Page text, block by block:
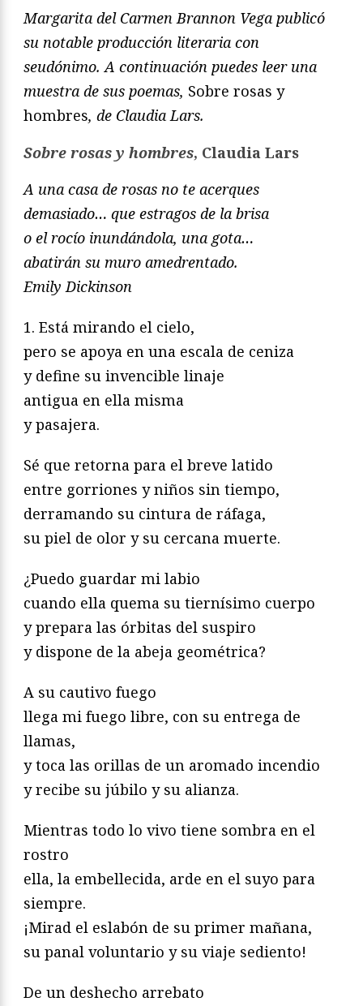
Margarita del Carmen Brannon Vega publicó
su notable producción literaria con
seudónimo. A continuación puedes leer una
muestra de sus poemas, Sobre rosas y
hombres, de Claudia Lars.
Sobre rosas y hombres, Claudia Lars
A una casa de rosas no te acerques
demasiado… que estragos de la brisa
o el rocío inundándola, una gota…
abatirán su muro amedrentado.
Emily Dickinson
1. Está mirando el cielo,
pero se apoya en una escala de ceniza
y define su invencible linaje
antigua en ella misma
y pasajera.
Sé que retorna para el breve latido
entre gorriones y niños sin tiempo,
derramando su cintura de ráfaga,
su piel de olor y su cercana muerte.
¿Puedo guardar mi labio
cuando ella quema su tiernísimo cuerpo
y prepara las órbitas del suspiro
y dispone de la abeja geométrica?
A su cautivo fuego
llega mi fuego libre, con su entrega de
llamas,
y toca las orillas de un aromado incendio
y recibe su júbilo y su alianza.
Mientras todo lo vivo tiene sombra en el
rostro
ella, la embellecida, arde en el suyo para
siempre.
¡Mirad el eslabón de su primer mañana,
su panal voluntario y su viaje sediento!
De un deshecho arrebato